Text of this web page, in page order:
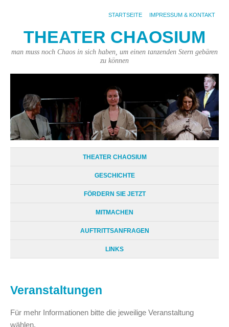
STARTSEITE IMPRESSUM & KONTAKT
THEATER CHAOSIUM
man muss noch Chaos in sich haben, um einen tanzenden Stern gebären
zu können
THEATER CHAOSIUM
GESCHICHTE
FÖRDERN SIE JETZT
MITMACHEN
AUFTRITTSANFRAGEN
LINKS
Veranstaltungen
Für mehr Informationen bitte die jeweilige Veranstaltung
wählen.